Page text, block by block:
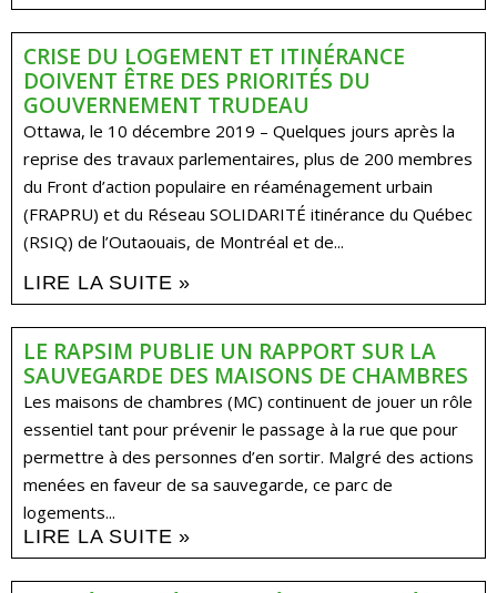
CRISE DU LOGEMENT ET ITINÉRANCE
DOIVENT ÊTRE DES PRIORITÉS DU
GOUVERNEMENT TRUDEAU
Ottawa, le 10 décembre 2019 – Quelques jours après la
reprise des travaux parlementaires, plus de 200 membres
du Front d’action populaire en réaménagement urbain
(FRAPRU) et du Réseau SOLIDARITÉ itinérance du Québec
(RSIQ) de l’Outaouais, de Montréal et de...
LIRE LA SUITE »
LE RAPSIM PUBLIE UN RAPPORT SUR LA
SAUVEGARDE DES MAISONS DE CHAMBRES
Les maisons de chambres (MC) continuent de jouer un rôle
essentiel tant pour prévenir le passage à la rue que pour
permettre à des personnes d’en sortir. Malgré des actions
menées en faveur de sa sauvegarde, ce parc de
logements...
LIRE LA SUITE »